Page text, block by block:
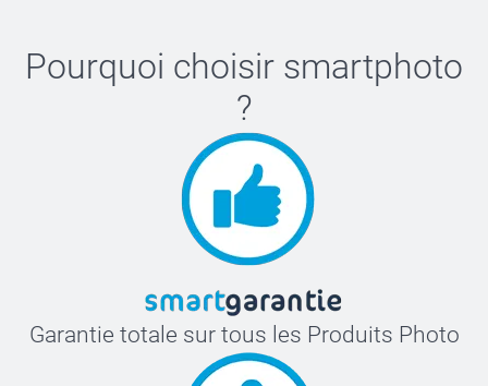
Pourquoi choisir smartphoto
?
Garantie totale sur tous les Produits Photo